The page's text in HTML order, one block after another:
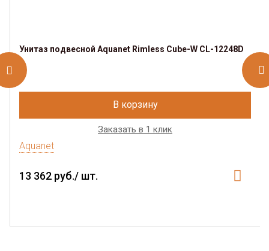
Унитаз подвесной Aquanet Rimless Cube-W CL-12248D
В корзину
Заказать в 1 клик
Aquanet
13 362 руб./ шт.